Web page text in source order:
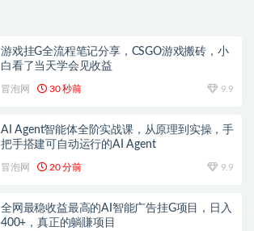
游戏挂G全流程笔记分享，CSGO游戏搬砖，小
白看了当天学会见收益
冒泡网 30 秒前 9.9
AI Agent智能体全阶实战课，从原理到实操，手
把手搭建可自动运行的AI Agent
冒泡网 20 分前 9.9
全网最稳收益最高的AI智能广告挂G项目，日入
400+，真正的躺賺项目